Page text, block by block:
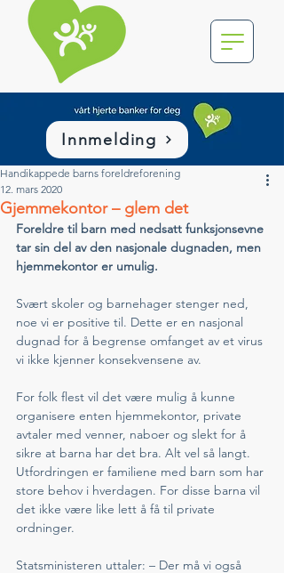
Innmelding
Gjemmekontor – glem det
Handikappede barns foreldreforening
12. mars 2020
Foreldre til barn med nedsatt funksjonsevne
tar sin del av den nasjonale dugnaden, men
hjemmekontor er umulig.
Svært skoler og barnehager stenger ned,
noe vi er positive til. Dette er en nasjonal
dugnad for å begrense omfanget av et virus
vi ikke kjenner konsekvensene av.
For folk flest vil det være mulig å kunne
organisere enten hjemmekontor, private
avtaler med venner, naboer og slekt for å
sikre at barna har det bra. Alt vel så langt.
Utfordringen er familiene med barn som har
store behov i hverdagen. For disse barna vil
det ikke være like lett å få til private
ordninger.
Statsministeren uttaler: – Der må vi også